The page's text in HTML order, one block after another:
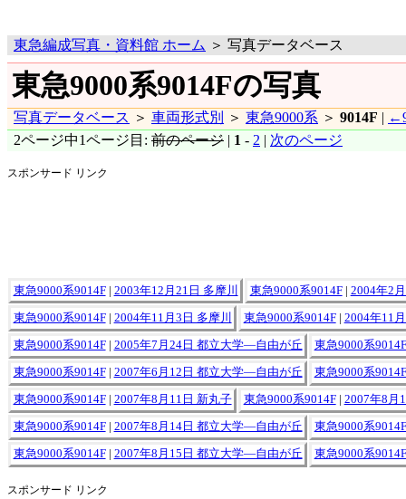
東急編成写真・資料館 ホーム ＞ 写真データベース
東急9000系9014Fの写真
写真データベース ＞ 車両形式別 ＞ 東急9000系 ＞ 9014F |
2ページ中1ページ目: 前のページ | 1 - 2 | 次のページ
スポンサード リンク
東急9000系9014F| 2003年12月21日 多摩川 東急9000系9014F| 2004年2
東急9000系9014F| 2004年11月3日 多摩川 東急9000系9014F| 2004年11
東急9000系9014F| 2005年7月24日 都立大学―自由が丘 東急9000系9014F
東急9000系9014F| 2007年6月12日 都立大学―自由が丘 東急9000系9014F
東急9000系9014F| 2007年8月11日 新丸子 東急9000系9014F| 2007年8月
東急9000系9014F| 2007年8月14日 都立大学―自由が丘 東急9000系9014F
東急9000系9014F| 2007年8月15日 都立大学―自由が丘 東急9000系9014F
スポンサード リンク